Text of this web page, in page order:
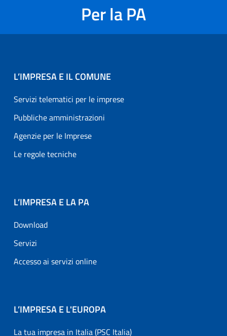
Per la PA
L’IMPRESA E IL COMUNE
Servizi telematici per le imprese
Pubbliche amministrazioni
Agenzie per le Imprese
Le regole tecniche
L’IMPRESA E LA PA
Download
Servizi
Accesso ai servizi online
L’IMPRESA E L'EUROPA
La tua impresa in Italia (PSC Italia)